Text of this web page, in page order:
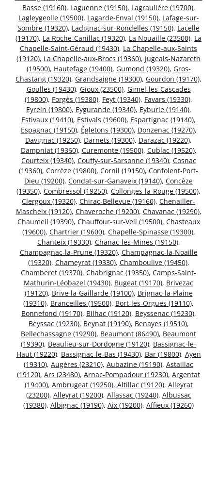
Basse (19160), Laguenne (19150), Lagraulière (19700),
Lagleygeolle (19500), Lagarde-Enval (19150), Lafage-sur-
Sombre (19320), Ladignac-sur-Rondelles (19150), Lacelle
(19170), La Roche-Canillac (19320), La Nouaille (23500), La
Chapelle-Saint-Géraud (19430), La Chapelle-aux-Saints
(19120), La Chapelle-aux-Brocs (19360), Jugeals-Nazareth
(19500), Hautefage (19400), Gumond (19320), Gros-
Chastang (19320), Grandsaigne (19300), Gourdon (19170),
Goulles (19430), Gioux (23500), Gimel-les-Cascades
(19800), Forgès (19380), Feyt (19340), Favars (19330),
Eyrein (19800), Eygurande (19340), Eyburie (19140),
Estivaux (19410), Estivals (19600), Espartignac (19140),
Espagnac (19150), Égletons (19300), Donzenac (19270),
Davignac (19250), Darnets (19300), Darazac (19220),
Dampniat (19360), Curemonte (19500), Cublac (19520),
Courteix (19340), Couffy-sur-Sarsonne (19340), Cosnac
(19360), Corrèze (19800), Cornil (19150), Confolent-Port-
Dieu (19200), Condat-sur-Ganaveix (19140), Concèze
(19350), Combressol (19250), Collonges-la-Rouge (19500),
Clergoux (19320), Chirac-Bellevue (19160), Chenailler-
Mascheix (19120), Chaveroche (19200), Chavanac (19290),
Chaumeil (19390), Chauffour-sur-Vell (19500), Chasteaux
(19600), Chartrier (19600), Chapelle-Spinasse (19300),
Chanteix (19330), Chanac-les-Mines (19150),
Champagnac-la-Prune (19320), Champagnac-la-Noaille
(19320), Chameyrat (19330), Chamboulive (19450),
Chamberet (19370), Chabrignac (19350), Camps-Saint-
Mathurin-Léobazel (19430), Bugeat (19170), Brivezac
(19120), Brive-la-Gaillarde (19100), Brignac-la-Plaine
(19310), Branceilles (19500), Bort-les-Orgues (19110),
Bonnefond (19170), Bilhac (19120), Beyssenac (19230),
Beyssac (19230), Beynat (19190), Benayes (19510),
Bellechassagne (19290), Beaumont (86490), Beaumont
(19390), Beaulieu-sur-Dordogne (19120), Bassignac-le-
Haut (19220), Bassignac-le-Bas (19430), Bar (19800), Ayen
(19310), Augères (23210), Aubazine (19190), Astaillac
(19120), Ars (23480), Arnac-Pompadour (19230), Argentat
(19400), Ambrugeat (19250), Altillac (19120), Alleyrat
(23200), Alleyrat (19200), Allassac (19240), Albussac
(19380), Albignac (19190), Aix (19200), Affieux (19260)